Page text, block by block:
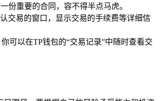
份重要的合同，容不得半点马虎。
交易的窗口，显示交易的手续费等详细信
可以在TP钱包的“交易记录”中随时查看交